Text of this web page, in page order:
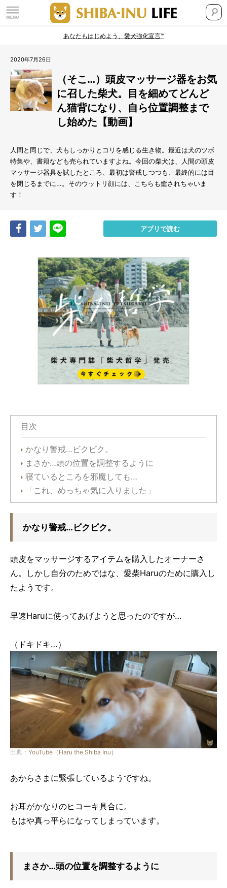
あなたもはじめよう、愛犬強化宣言™
2020年7月26日
（そこ…）頭皮マッサージ器をお気
に召した柴犬。目を細めてどんど
ん猫背になり、自ら位置調整まで
し始めた【動画】
人間と同じで、犬もしっかりとコリを感じる生き物。最近は犬のツボ
特集や、書籍なども売られていますよね。今回の柴犬は、人間の頭皮
マッサージ器具を試したところ、最初は警戒しつつも、最終的には目
を閉じるまでに…。そのウットリ顔には、こちらも癒されちゃいま
す！
Share Tweet アプリで読む
目次
かなり警戒…ビクビク。
まさか…頭の位置を調整するように
寝ているところを邪魔しても…
「これ、めっちゃ気に入りました」
かなり警戒…ビクビク。
頭皮をマッサージするアイテムを購入したオーナーさ
ん。しかし自分のためではな、愛柴Haruのために購入し
たようです。
早速Haruに使ってあげようと思ったのですが…
（ドキドキ…）
出典： YouTube（Haru the Shiba Inu）
あからさまに緊張しているようですね。
お耳がかなりのヒコーキ具合に。
もはや真っ平らになってしまっています。
まさか…頭の位置を調整するように